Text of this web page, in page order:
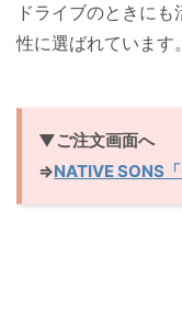
ドライブのときに
性に選ばれています。
▼ご注文画面へ
⇒NATIVE SONS